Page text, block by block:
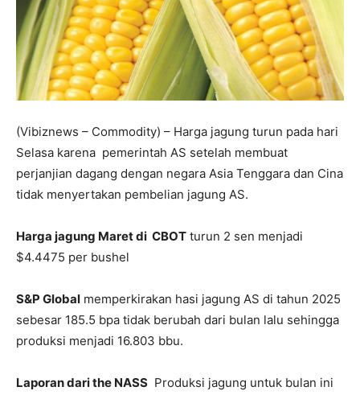
(Vibiznews – Commodity) – Harga jagung turun pada hari
Selasa karena pemerintah AS setelah membuat
perjanjian dagang dengan negara Asia Tenggara dan Cina
tidak menyertakan pembelian jagung AS.
Harga jagung Maret di CBOT turun 2 sen menjadi
$4.4475 per bushel
S&P Global memperkirakan hasi jagung AS di tahun 2025
sebesar 185.5 bpa tidak berubah dari bulan lalu sehingga
produksi menjadi 16.803 bbu.
Laporan dari the NASS Produksi jagung untuk bulan ini